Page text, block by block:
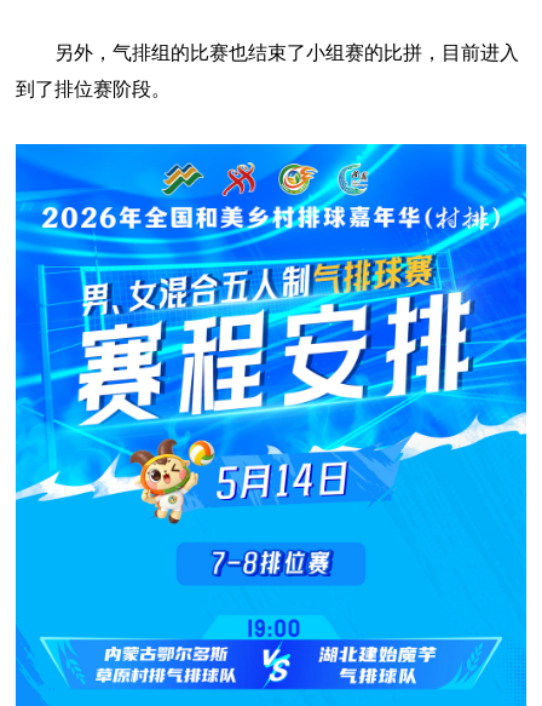
另外，气排组的比赛也结束了小组赛的比拼，目前进入
到了排位赛阶段。